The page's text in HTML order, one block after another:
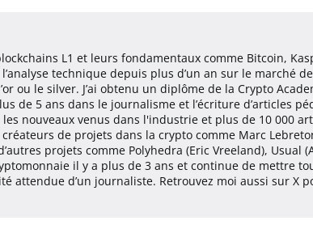
L1 et leurs fondamentaux comme Bitcoin,
technique depuis plus d’un an sur le marché
ou le silver. J’ai obtenu un diplôme de la Crypto
de 5 ans dans le journalisme et l’écriture d’articles
nouveaux venus dans l'industrie et plus de 10 000
de projets dans la crypto comme Marc
projets comme Polyhedra (Eric Vreeland),
il y a plus de 3 ans et continue de
attendue d’un journaliste. Retrouvez moi aussi sur X